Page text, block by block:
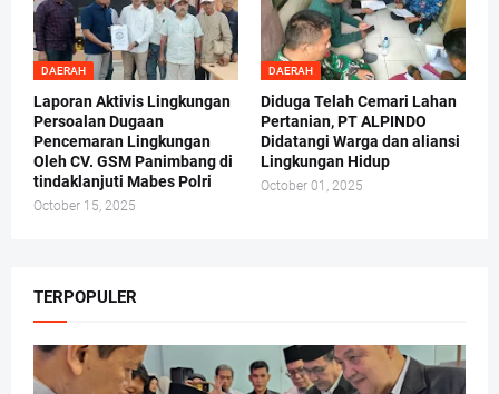
DAERAH
Laporan Aktivis Lingkungan
Persoalan Dugaan
Pencemaran Lingkungan
Oleh CV. GSM Panimbang di
tindaklanjuti Mabes Polri
October 15, 2025
DAERAH
Diduga Telah Cemari Lahan
Pertanian, PT ALPINDO
Didatangi Warga dan aliansi
Lingkungan Hidup
October 01, 2025
TERPOPULER